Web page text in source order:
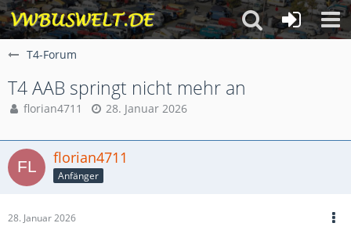
T4-Forum
T4 AAB springt nicht mehr an
florian4711 28. Januar 2026
florian4711
Anfänger
28. Januar 2026